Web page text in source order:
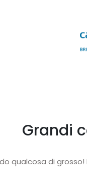
Grandi
qualcosa di